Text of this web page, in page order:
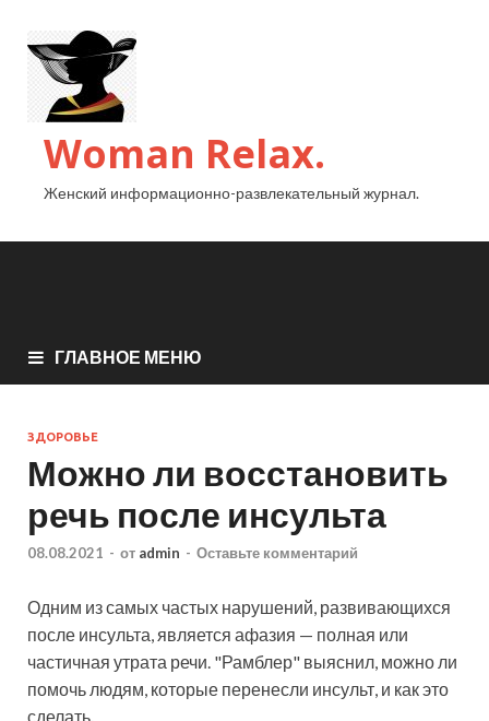
Woman Relax.
Женский информационно-развлекательный журнал.
ГЛАВНОЕ МЕНЮ
ЗДОРОВЬЕ
Можно ли восстановить
речь после инсульта
08.08.2021 - от admin - Оставьте комментарий
Одним из самых частых нарушений, развивающихся
после инсульта, является афазия — полная или
частичная утрата речи. "Рамблер" выяснил, можно ли
помочь людям, которые перенесли инсульт, и как это
сделать.